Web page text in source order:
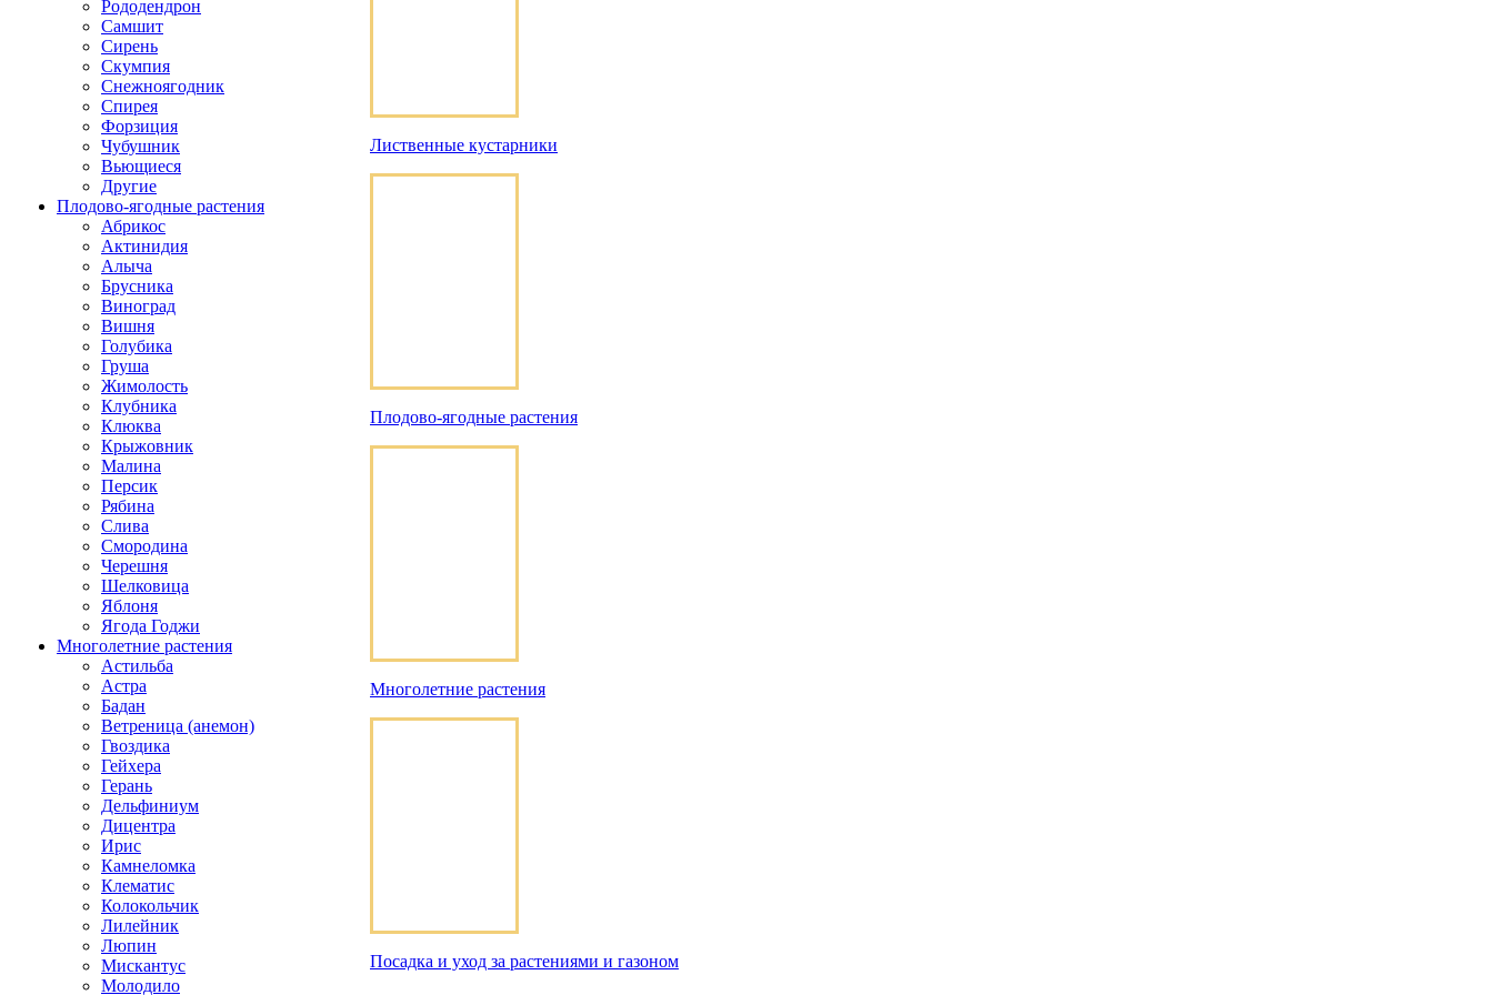
Рододендрон
Самшит
Сирень
Скумпия
Снежноягодник
Спирея
Форзиция
Чубушник
Вьющиеся
Другие
Плодово-ягодные растения
Абрикос
Актинидия
Алыча
Брусника
Виноград
Вишня
Голубика
Груша
Жимолость
Клубника
Клюква
Крыжовник
Малина
Персик
Рябина
Слива
Смородина
Черешня
Шелковица
Яблоня
Ягода Годжи
Многолетние растения
Астильба
Астра
Бадан
Ветреница (анемон)
Гвоздика
Гейхера
Герань
Дельфиниум
Дицентра
Ирис
Камнеломка
Клематис
Колокольчик
Лилейник
Люпин
Мискантус
Молодило
Лиственные кустарники
Плодово-ягодные растения
Многолетние растения
Посадка и уход за растениями и газоном